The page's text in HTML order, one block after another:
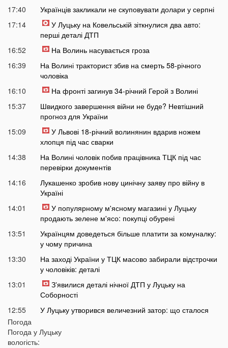
17:40
Українців закликали не скуповувати долари у серпні
17:14
У Луцьку на Ковельській зіткнулися два авто:
перші деталі ДТП
16:52
На Волинь насувається гроза
16:39
На Волині тракторист збив на смерть 58-річного
чоловіка
16:10
На фронті загинув 34-річний Герой з Волині
15:37
Швидкого завершення війни не буде? Невтішний
прогноз для України
15:09
У Львові 18-річний волинянин вдарив ножем
хлопця під час сварки
14:38
На Волині чоловік побив працівника ТЦК під час
перевірки документів
14:16
Лукашенко зробив нову цинічну заяву про війну в
Україні
14:01
У популярному м'ясному магазині у Луцьку
продають зелене м'ясо: покупці обурені
13:51
Українцям доведеться більше платити за комуналку:
у чому причина
13:30
На заході України у ТЦК масово забирали відстрочки
у чоловіків: деталі
13:01
Зʼявилися деталі нічної ДТП у Луцьку на
Соборності
12:55
У Луцьку утворився величезний затор: що сталося
12:35
стало відомо, що він тут робить
Погода
Погода у Луцьку
вологість: